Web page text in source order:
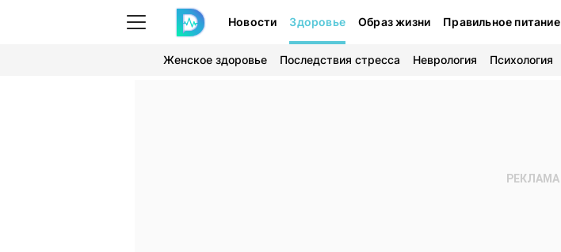
Новости Здоровье Образ жизни Правильное питание
Женское здоровье Последствия стресса Неврология Психология